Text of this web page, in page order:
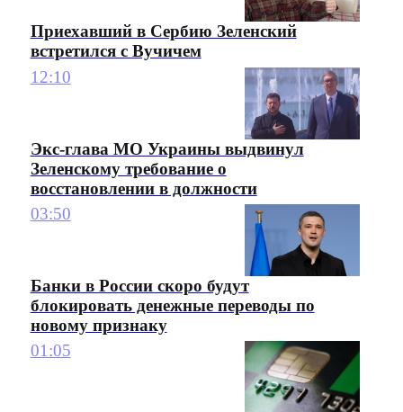
Приехавший в Сербию Зеленский
встретился с Вучичем
12:10
Экс-глава МО Украины выдвинул
Зеленскому требование о
восстановлении в должности
03:50
Банки в России скоро будут
блокировать денежные переводы по
новому признаку
01:05